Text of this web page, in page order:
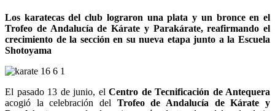
Los karatecas del club lograron una plata y un bronce en el
Trofeo de Andalucía de Kárate y Parakárate, reafirmando el
crecimiento de la sección en su nueva etapa junto a la Escuela
Shotoyama
El pasado 13 de junio, el Centro de Tecnificación de Antequera
acogió la celebración del Trofeo de Andalucía de Kárate y